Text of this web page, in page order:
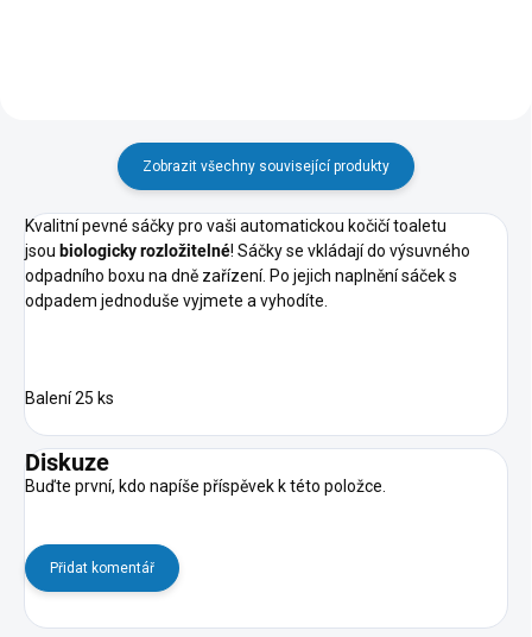
Zobrazit všechny související produkty
Kvalitní pevné sáčky pro vaši automatickou kočičí toaletu
jsou biologicky rozložitelné! Sáčky se vkládají do výsuvného
odpadního boxu na dně zařízení. Po jejich naplnění sáček s
odpadem jednoduše vyjmete a vyhodíte.
Balení 25 ks
Diskuze
Buďte první, kdo napíše příspěvek k této položce.
Přidat komentář